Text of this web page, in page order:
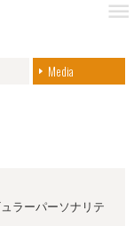
Media
ラーパーソナリテ